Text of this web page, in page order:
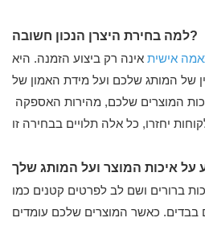
למה בחירת היצרן הנכון חשובה?
אישית אינה רק ביצוע הזמנה. היא
של המותג שלכם ועל מידת האמון של
המוצרים שלכם, מהירות האספקה
ברורים ושם לב לפרטים קטנים כמו
בבדים. כאשר המוצרים שלכם עומדים